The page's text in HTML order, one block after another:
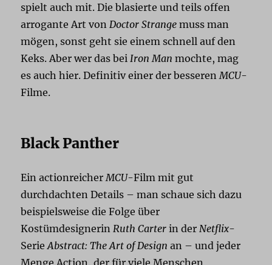
spielt auch mit. Die blasierte und teils offen
arrogante Art von Doctor Strange muss man
mögen, sonst geht sie einem schnell auf den
Keks. Aber wer das bei Iron Man mochte, mag
es auch hier. Definitiv einer der besseren MCU-
Filme.
Black Panther
Ein actionreicher MCU-Film mit gut
durchdachten Details – man schaue sich dazu
beispielsweise die Folge über
Kostümdesignerin Ruth Carter in der Netflix-
SerieAbstract: The Art of Design an – und jeder
Menge Action, der für viele Menschen